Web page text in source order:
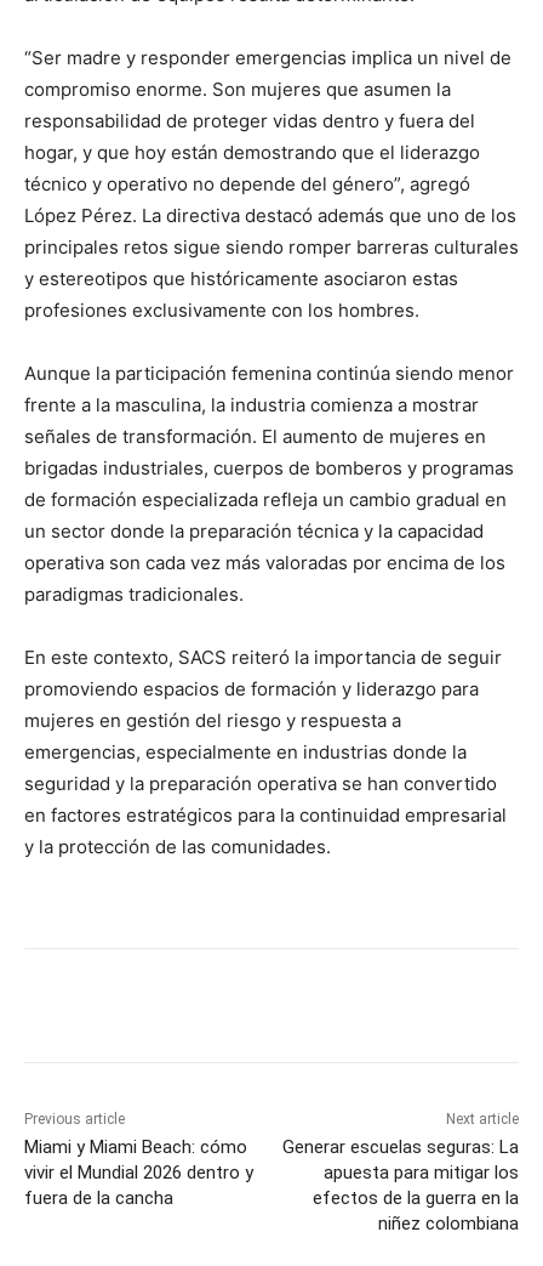
“Ser madre y responder emergencias implica un nivel de
compromiso enorme. Son mujeres que asumen la
responsabilidad de proteger vidas dentro y fuera del
hogar, y que hoy están demostrando que el liderazgo
técnico y operativo no depende del género”, agregó
López Pérez. La directiva destacó además que uno de los
principales retos sigue siendo romper barreras culturales
y estereotipos que históricamente asociaron estas
profesiones exclusivamente con los hombres.
Aunque la participación femenina continúa siendo menor
frente a la masculina, la industria comienza a mostrar
señales de transformación. El aumento de mujeres en
brigadas industriales, cuerpos de bomberos y programas
de formación especializada refleja un cambio gradual en
un sector donde la preparación técnica y la capacidad
operativa son cada vez más valoradas por encima de los
paradigmas tradicionales.
En este contexto, SACS reiteró la importancia de seguir
promoviendo espacios de formación y liderazgo para
mujeres en gestión del riesgo y respuesta a
emergencias, especialmente en industrias donde la
seguridad y la preparación operativa se han convertido
en factores estratégicos para la continuidad empresarial
y la protección de las comunidades.
Previous article
Miami y Miami Beach: cómo
vivir el Mundial 2026 dentro y
fuera de la cancha
Next article
Generar escuelas seguras: La
apuesta para mitigar los
efectos de la guerra en la
niñez colombiana